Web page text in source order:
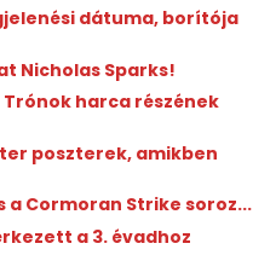
dátuma, borítója
Nicholas Sparks!
harca részének
poszterek, amikben
a Cormoran Strike soroz...
a 3. évadhoz